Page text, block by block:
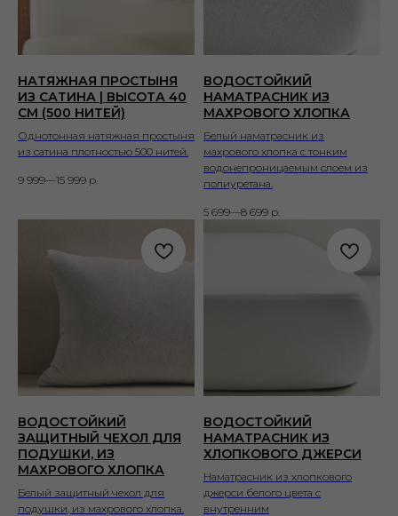
НАТЯЖНАЯ ПРОСТЫНЯ
ИЗ САТИНА | ВЫСОТА 40
СМ (500 НИТЕЙ)
Однотонная натяжная простыня
из сатина плотностью 500 нитей.
9 999—15 999 р.
ВОДОСТОЙКИЙ
НАМАТРАСНИК ИЗ
МАХРОВОГО ХЛОПКА
Белый наматрасник из
махрового хлопка с тонким
водонепроницаемым слоем из
полиуретана.
5 699—8 699 р.
ВОДОСТОЙКИЙ
ЗАЩИТНЫЙ ЧЕХОЛ ДЛЯ
ПОДУШКИ, ИЗ
МАХРОВОГО ХЛОПКА
Белый защитный чехол для
подушки, из махрового хлопка.
ВОДОСТОЙКИЙ
НАМАТРАСНИК ИЗ
ХЛОПКОВОГО ДЖЕРСИ
Наматрасник из хлопкового
джерси белого цвета с
внутренним